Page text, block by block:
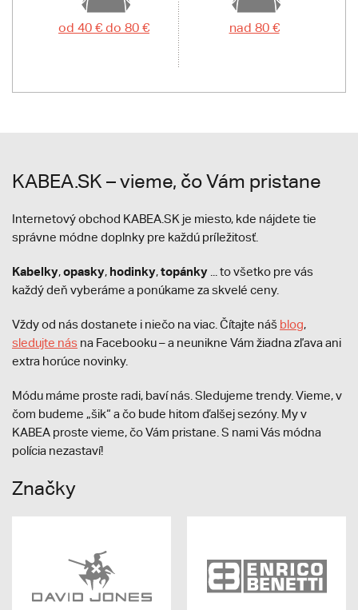
od 40 € do 80 € nad 80 €
KABEA.SK – vieme, čo Vám pristane
Internetový obchod KABEA.SK je miesto, kde nájdete tie
správne módne doplnky pre každú príležitosť.
Kabelky,opasky, hodinky,topánky ... to všetko pre vás
každý deň vyberáme a ponúkame za skvelé ceny.
Vždy od nás dostanete i niečo na viac. Čítajte náš blog,
sledujte nás na Facebooku – a neunikne Vám žiadna zľava ani
extra horúce novinky.
Módu máme proste radi, baví nás. Sledujeme trendy. Vieme, v
čom budeme „šik“ a čo bude hitom ďalšej sezóny. My v
KABEA proste vieme, čo Vám pristane. S nami Vás módna
polícia nezastaví!
Značky